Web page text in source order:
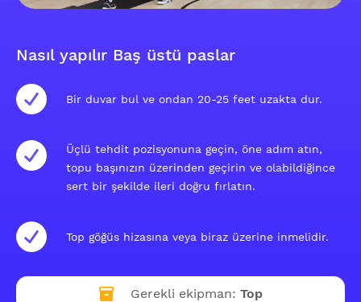
Nasıl yapılır Baş üstü paslar
Bir duvar bul ve ondan 20-25 feet uzakta dur.
Üçlü tehdit pozisyonuna geçin, öne adım atın,
topu başınızın üzerinden geçirin ve olabildiğince
sert bir şekilde ileri doğru fırlatın.
Top göğüs hizasına veya biraz üzerine inmelidir.
Gerekli ekipman: Top